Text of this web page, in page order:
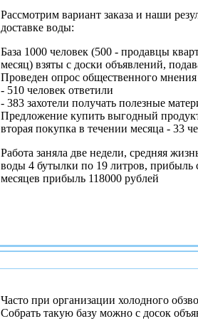
Рассмотрим вариант заказа и наши
доставке воды:
База 1000 человек (500 - продавцы
месяц) взяты с доски объявлений,
Проведен опрос общественного
- 510 человек ответили
- 383 захотели получать полезные
Предложение купить выгодный
вторая покупка в течении месяца - 33
Работа заняла две недели, средняя
воды 4 бутылки по 19 литров, прибыль
месяцев прибыль 118000 рублей
Часто при организации холодного
Собрать такую базу можно с досок